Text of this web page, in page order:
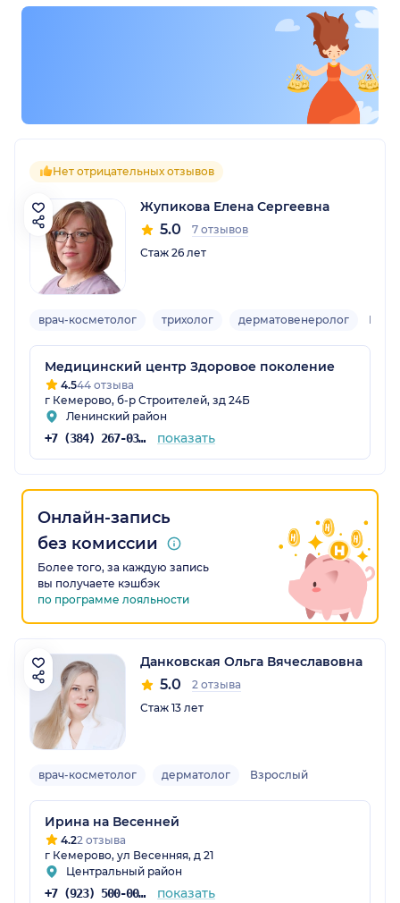
Нет отрицательных отзывов
Жупикова Елена Сергеевна
5.0
7 отзывов
Стаж 26 лет
врач-косметолог трихолог дерматовенеролог
Медицинский центр Здоровое поколение
4.544 отзыва
г Кемерово, б-р Строителей, зд 24Б
Ленинский район
+7 (384) 267-03-20 показать
Онлайн-запись
без комиссии
Более того, за каждую запись
вы получаете кэшбэк
по программе лояльности
Данковская Ольга Вячеславовна
5.0
2 отзыва
Стаж 13 лет
врач-косметолог дерматолог Взрослый
Ирина на Весенней
4.22 отзыва
г Кемерово, ул Весенняя, д 21
Центральный район
+7 (923) 500-00-01 показать